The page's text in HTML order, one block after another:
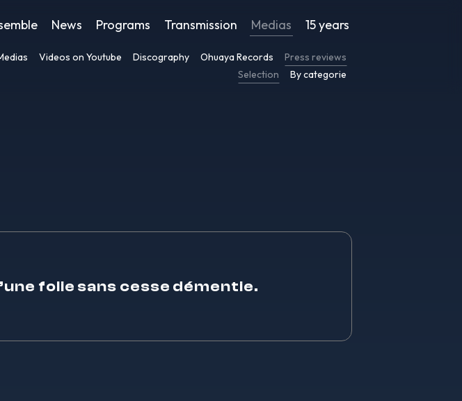
News Programs Transmission Medias 15 years
Videos on Youtube Discography Ohuaya Records
Press reviews
Selection
By categorie
folie sans cesse démentie.